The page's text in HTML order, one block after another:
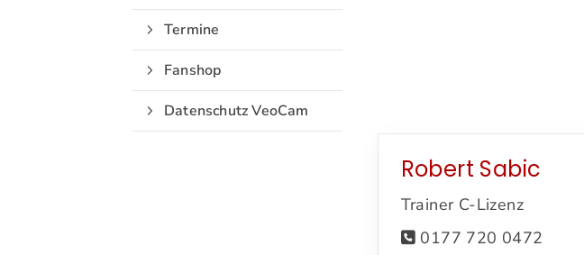
Robert Sabic
Trainer C-Lizenz
0177 720 0472
Termine
Fanshop
Datenschutz VeoCam